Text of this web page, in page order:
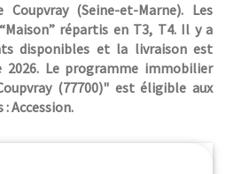
(Seine-et-Marne). Les
répartis en T3, T4. Il y a
disponibles et la livraison est
Le programme immobilier
(77700)" est éligible aux
Accession.